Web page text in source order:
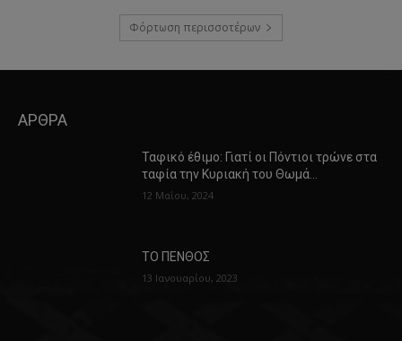
Φόρτωση περισσοτέρων
ΑΡΘΡΑ
Ταφικό έθιμο: Γιατί οι Πόντιοι τρώνε στα
ταφία την Κυριακή του Θωμά…
12 Μαΐου, 2024
ΤΟ ΠΕΝΘΟΣ
13 Ιανουαρίου, 2023